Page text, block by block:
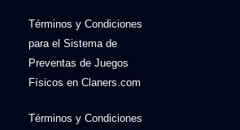
Términos y Condiciones
para el Sistema de
Preventas de Juegos
Físicos en Claners.com
Términos y Condiciones